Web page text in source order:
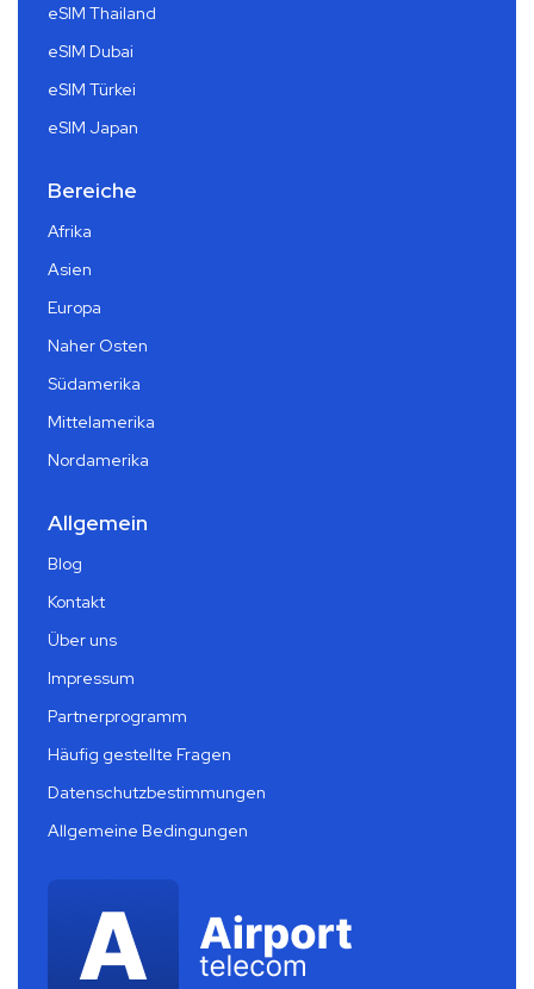
eSIM Thailand
eSIM Dubai
eSIM Türkei
eSIM Japan
Bereiche
Afrika
Asien
Europa
Naher Osten
Südamerika
Mittelamerika
Nordamerika
Allgemein
Blog
Kontakt
Über uns
Impressum
Partnerprogramm
Häufig gestellte Fragen
Datenschutzbestimmungen
Allgemeine Bedingungen